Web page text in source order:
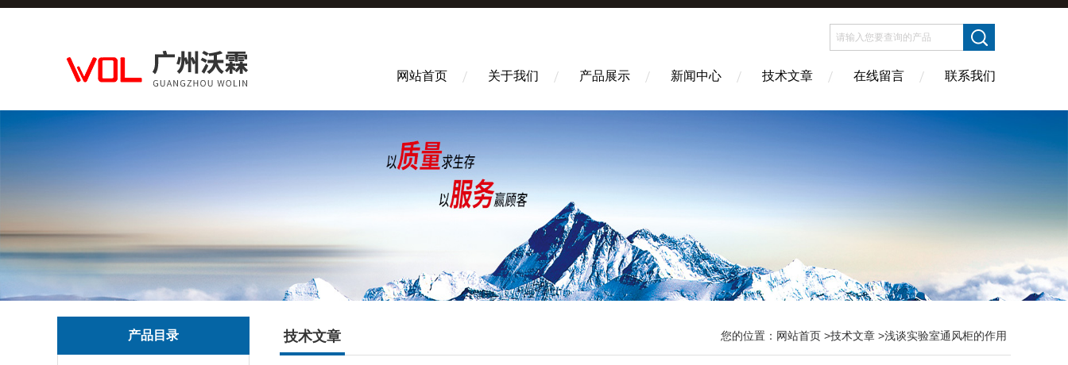
网站首页 关于我们 产品展示 新闻中心 技术文章 在线留言 联系我们
产品目录 技术文章 您的位置： 网站首页 >技术文章 >浅谈实验室通风柜的作用